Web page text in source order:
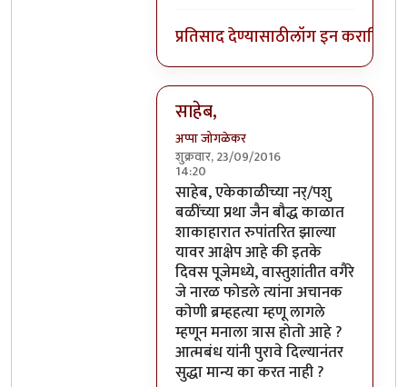
प्रतिसाद देण्यासाठीलॉग इन कराकिंवा
साहेब,
अप्पा जोगळेकर
शुक्रवार, 23/09/2016
14:20
In reply toपरंतु नारळ फोडणे म्हणजे
साहेब, एकेकाळीच्या नर्/पशु
बळींच्या प्रथा जैन बौद्ध काळात
शाकाहारात रुपांतरित झाल्या
यावर आक्षेप आहे की इतके
दिवस पूजेमध्ये, वास्तुशांतीत वगैरे
जे नारळ फोडले त्यांना अचानक
कोणी ब्रम्हहत्या म्हणू लागले
म्हणून मनाला त्रास होतो आहे ?
आत्मबंध यांनी पुरावे दिल्यानंतर
सुद्धा मान्य का करत नाही ?